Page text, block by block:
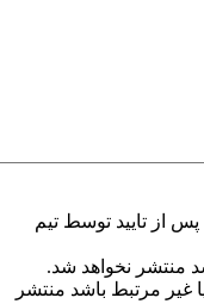
از تایید توسط تیم
منتشر نخواهد شد.
غیر مرتبط باشد منتشر